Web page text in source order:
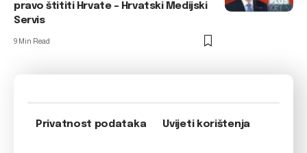
pravo štititi Hrvate – Hrvatski Medijski
Servis
9 Min Read
Privatnost podataka Uvijeti korištenja